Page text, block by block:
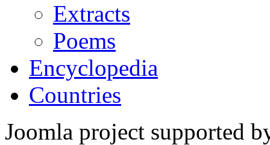
Extracts
Poems
Encyclopedia
Countries
Joomla project supported